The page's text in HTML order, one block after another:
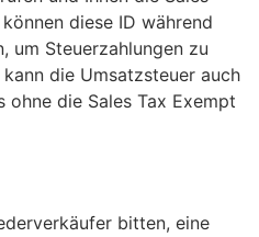
diese ID während
um Steuerzahlungen zu
die Umsatzsteuer auch
die Sales Tax Exempt
bitten, eine